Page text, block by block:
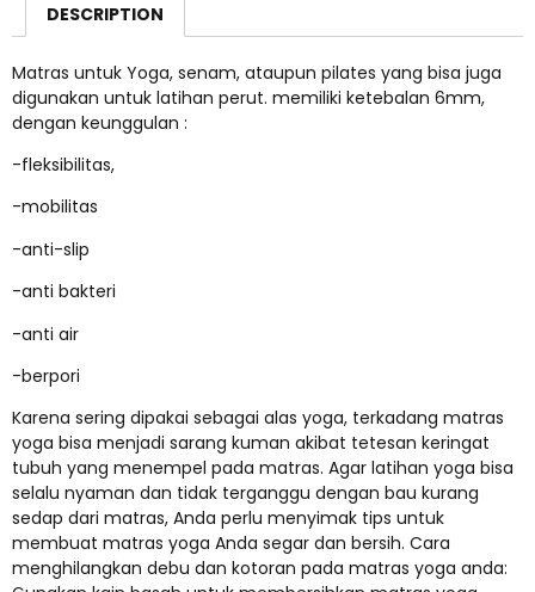
DESCRIPTION
Matras untuk Yoga, senam, ataupun pilates yang bisa juga
digunakan untuk latihan perut. memiliki ketebalan 6mm,
dengan keunggulan :
-fleksibilitas,
-mobilitas
-anti-slip
-anti bakteri
-anti air
-berpori
Karena sering dipakai sebagai alas yoga, terkadang matras
yoga bisa menjadi sarang kuman akibat tetesan keringat
tubuh yang menempel pada matras. Agar latihan yoga bisa
selalu nyaman dan tidak terganggu dengan bau kurang
sedap dari matras, Anda perlu menyimak tips untuk
membuat matras yoga Anda segar dan bersih. Cara
menghilangkan debu dan kotoran pada matras yoga anda: